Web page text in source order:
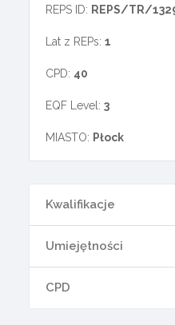
REPS ID: REPS/TR/
Lat z REPs:1
CPD: 40
EQF Level:3
MIASTO: Płock
Kwalifikacje
Umiejętności
CPD